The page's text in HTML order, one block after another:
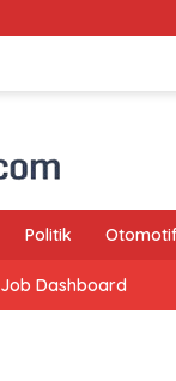
Edi
Politik
Job Dashboard